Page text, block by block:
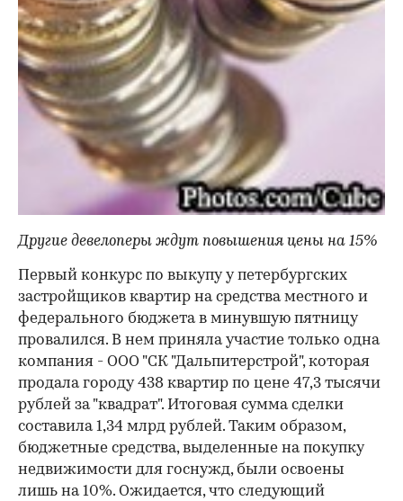
Другие девелоперы ждут повышения цены на 15%
Первый конкурс по выкупу у петербургских
застройщиков квартир на средства местного и
федерального бюджета в минувшую пятницу
провалился. В нем приняла участие только одна
компания - ООО "СК "Дальпитерстрой", которая
продала городу 438 квартир по цене 47,3 тысячи
рублей за "квадрат". Итоговая сумма сделки
составила 1,34 млрд рублей. Таким образом,
бюджетные средства, выделенные на покупку
недвижимости для госнужд, были освоены
лишь на 10%. Ожидается, что следующий